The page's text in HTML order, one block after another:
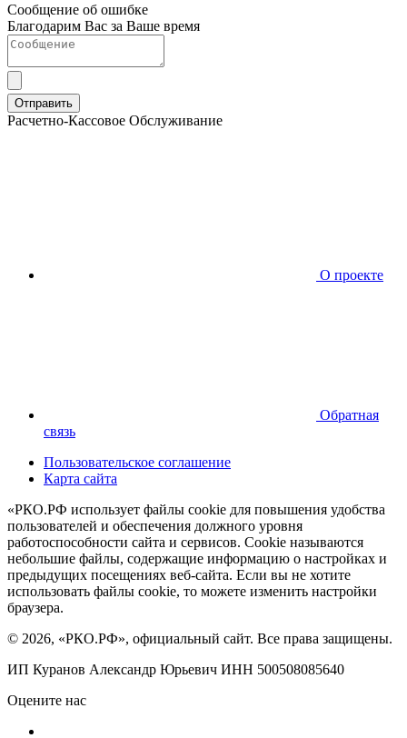
Сообщение об ошибке
Благодарим Вас за Ваше время
Отправить
Расчетно-Кассовое Обслуживание
О проекте
Обратная
связь
Пользовательское соглашение
Карта сайта
«РКО.РФ использует файлы cookie для повышения удобства
пользователей и обеспечения должного уровня
работоспособности сайта и сервисов. Cookie называются
небольшие файлы, содержащие информацию о настройках и
предыдущих посещениях веб-сайта. Если вы не хотите
использовать файлы cookie, то можете изменить настройки
браузера.
© 2026, «РКО.РФ», официальный сайт. Все права защищены.
ИП Куранов Александр Юрьевич ИНН 500508085640
Оцените нас